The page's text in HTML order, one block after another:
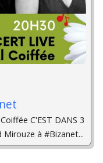
C'EST DANS 3
Mirouze à #Bizanet...